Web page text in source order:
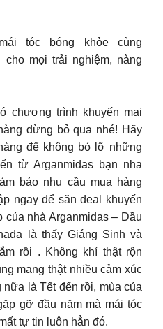
tóc bóng khỏe cùng
cho mọi trải nghiệm, nàng
chương trình khuyến mại
đừng bỏ qua nhé! Hãy
để không bỏ lỡ những
từ Arganmidas bạn nha
bảo nhu cầu mua hàng
ngay để săn deal khuyến
nhà Arganmidas – Dầu
là thấy Giáng Sinh và
rồi . Không khí thật rộn
mang thật nhiều cảm xúc
là Tết đến rồi, mùa của
gỡ đầu năm mà mái tóc
tự tin luôn hẳn đó.